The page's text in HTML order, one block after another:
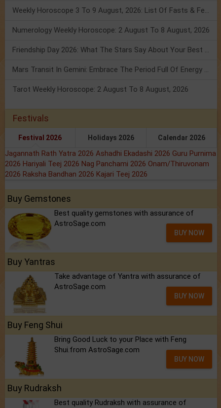
Weekly Horoscope 3 To 9 August, 2026: List Of Fasts & Festivals
Numerology Weekly Horoscope: 2 August To 8 August, 2026
Friendship Day 2026: What The Stars Say About Your Best Friend!
Mars Transit In Gemini: Embrace The Period Full Of Energy & Intelligence
Tarot Weekly Horoscope: 2 August To 8 August, 2026
Festivals
Festival 2026 Holidays 2026 Calendar 2026
Jagannath Rath Yatra 2026 Ashadhi Ekadashi 2026 Guru Purnima
2026 Hariyali Teej 2026 Nag Panchami 2026 Onam/Thiruvonam
2026 Raksha Bandhan 2026 Kajari Teej 2026
Buy Gemstones
Best quality gemstones with assurance of
AstroSage.com
BUY NOW
Buy Yantras
Take advantage of Yantra with assurance of
AstroSage.com
BUY NOW
Buy Feng Shui
Bring Good Luck to your Place with Feng
Shui.from AstroSage.com
BUY NOW
Buy Rudraksh
Best quality Rudraksh with assurance of